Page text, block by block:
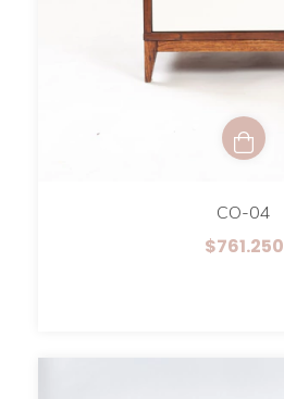
CO-04
$761.250